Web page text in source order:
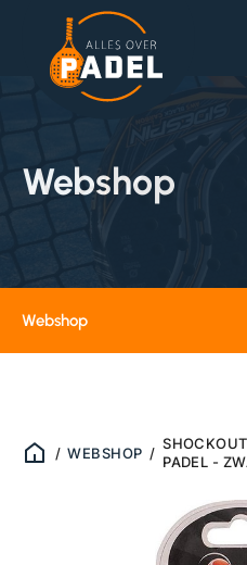
Webshop
Webshop
/ WEBSHOP /
PADEL -